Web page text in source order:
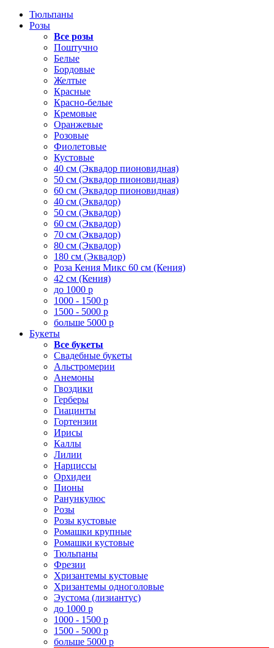
Тюльпаны
Розы
Все розы
Поштучно
Белые
Бордовые
Желтые
Красные
Красно-белые
Кремовые
Оранжевые
Розовые
Фиолетовые
Кустовые
40 см (Эквадор пионовидная)
50 см (Эквадор пионовидная)
60 см (Эквадор пионовидная)
40 см (Эквадор)
50 см (Эквадор)
60 см (Эквадор)
70 см (Эквадор)
80 см (Эквадор)
180 см (Эквадор)
Роза Кения Микс 60 см (Кения)
42 см (Кения)
до 1000 р
1000 - 1500 р
1500 - 5000 р
больше 5000 р
Букеты
Все букеты
Свадебные букеты
Альстромерии
Анемоны
Гвоздики
Герберы
Гиацинты
Гортензии
Ирисы
Каллы
Лилии
Нарциссы
Орхидеи
Пионы
Ранункулюс
Розы
Розы кустовые
Ромашки крупные
Ромашки кустовые
Тюльпаны
Фрезии
Хризантемы кустовые
Хризантемы одноголовые
Эустома (лизиантус)
до 1000 р
1000 - 1500 р
1500 - 5000 р
больше 5000 р